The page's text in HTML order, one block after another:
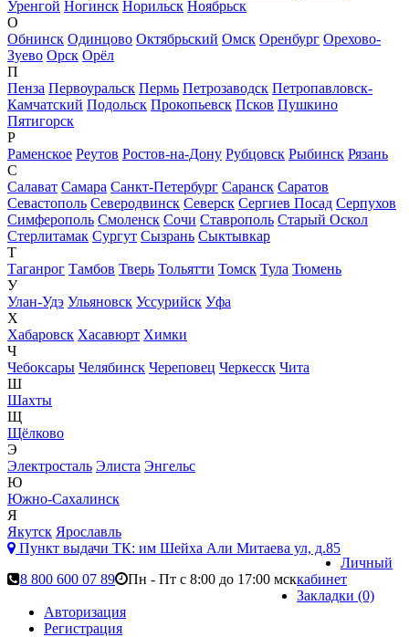
Уренгой Ногинск Норильск Ноябрьск
О
Обнинск Одинцово Октябрьский Омск Оренбург Орехово-
Зуево Орск Орёл
П
Пенза Первоуральск Пермь Петрозаводск Петропавловск-
Камчатский Подольск Прокопьевск Псков Пушкино
Пятигорск
Р
Раменское Реутов Ростов-на-Дону Рубцовск Рыбинск Рязань
С
Салават Самара Санкт-Петербург Саранск Саратов
Севастополь Северодвинск Северск Сергиев Посад Серпухов
Симферополь Смоленск Сочи Ставрополь Старый Оскол
Стерлитамак Сургут Сызрань Сыктывкар
Т
Таганрог Тамбов Тверь Тольятти Томск Тула Тюмень
У
Улан-Удэ Ульяновск Уссурийск Уфа
Х
Хабаровск Хасавюрт Химки
Ч
Чебоксары Челябинск Череповец Черкесск Чита
Ш
Шахты
Щ
Щёлково
Э
Электросталь Элиста Энгельс
Ю
Южно-Сахалинск
Я
Якутск Ярославль
Пункт выдачи ТК: им Шейха Али Митаева ул, д.85
8 800 600 07 89
Пн - Пт с 8:00 до 17:00 мск
Личный
кабинет
Закладки (0)
Авторизация
Регистрация